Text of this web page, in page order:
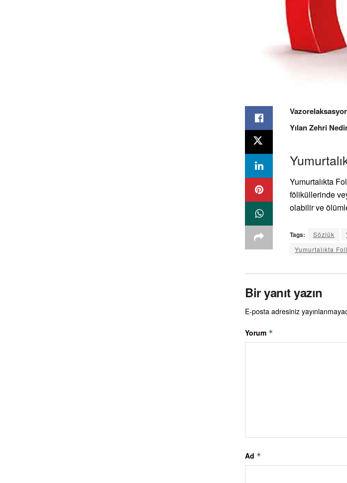
Yılan Zehri
Yumurtalıkta
föliküllerinde
olabilir ve
Tags: Sözlük
Yumurtalıkta
Bir yanıt yazın
E-posta adresiniz
Yorum *
Ad *